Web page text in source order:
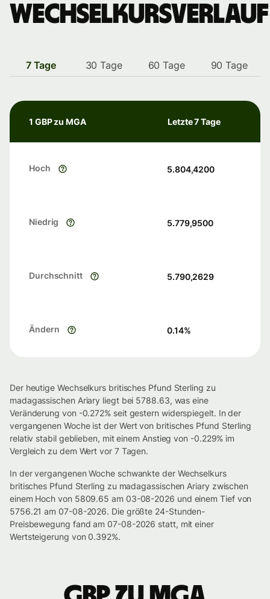
Wechselkursverlauf
7 Tage 30 Tage 60 Tage 90 Tage
1 GBP zu MGA Letzte 7 Tage
Hoch 5.804,4200
Niedrig 5.779,9500
Durchschnitt 5.790,2629
Ändern 0.14%
Der heutige Wechselkurs britisches Pfund Sterling zu
madagassischen Ariary liegt bei 5788.63, was eine
Veränderung von -0.272% seit gestern widerspiegelt. In der
vergangenen Woche ist der Wert von britisches Pfund Sterling
relativ stabil geblieben, mit einem Anstieg von -0.229% im
Vergleich zu dem Wert vor 7 Tagen.
In der vergangenen Woche schwankte der Wechselkurs
britisches Pfund Sterling zu madagassischen Ariary zwischen
einem Hoch von 5809.65 am 03-08-2026 und einem Tief von
5756.21 am 07-08-2026. Die größte 24-Stunden-
Preisbewegung fand am 07-08-2026 statt, mit einer
Wertsteigerung von 0.392%.